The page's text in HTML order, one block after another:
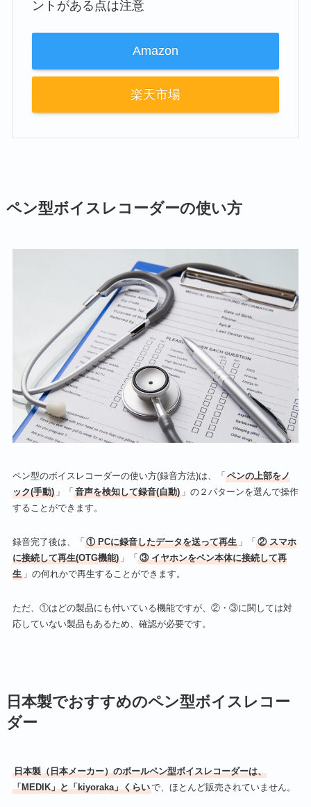
ントがある点は注意
Amazon
楽天市場
ペン型ボイスレコーダーの使い方
ペン型のボイスレコーダーの使い方(録音方法)は、「 ペンの上部をノ
ック(手動)」「 音声を検知して録音(自動)」の２パターンを選んで操作
することができます。
録音完了後は、「 ① PCに録音したデータを送って再生」「 ② スマホ
に接続して再生(OTG機能)」「 ③ イヤホンをペン本体に接続して再
生」の何れかで再生することができます。
ただ、①はどの製品にも付いている機能ですが、②・③に関しては対
応していない製品もあるため、確認が必要です。
日本製でおすすめのペン型ボイスレコー
ダー
日本製（日本メーカー）のボールペン型ボイスレコーダーは、
「MEDIK」と「kiyoraka」くらいで、ほとんど販売されていません。